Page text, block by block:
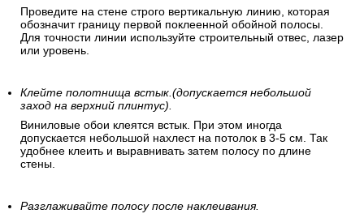
Проведите на стене строго вертикальную линию, которая
обозначит границу первой поклеенной обойной полосы.
Для точности линии используйте строительный отвес, лазер
или уровень.
Клейте полотнища встык.(допускается небольшой
заход на верхний плинтус).
Виниловые обои клеятся встык. При этом иногда
допускается небольшой нахлест на потолок в 3-5 см. Так
удобнее клеить и выравнивать затем полосу по длине
стены.
Разглаживайте полосу после наклеивания.